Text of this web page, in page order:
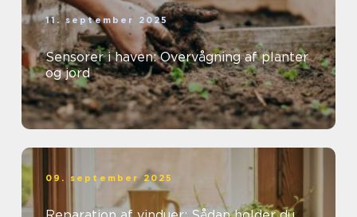
11. september 2025
Sensorer i haven: Overvågning af planter
og jord
09. september 2025